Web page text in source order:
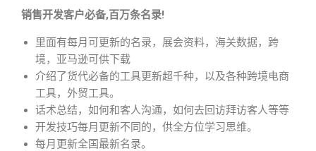
销售开发客户必备,百万条名录!
里面有每月可更新的名录，展会资料，海关数据，跨
境，亚马逊可供下载
介绍了货代必备的工具更新超千种，以及各种跨境电商
工具，外贸工具。
话术总结，如何和客人沟通，如何去回访拜访客人等等
开发技巧每月更新不同的，供全方位学习思维。
每月更新全国最新名录。